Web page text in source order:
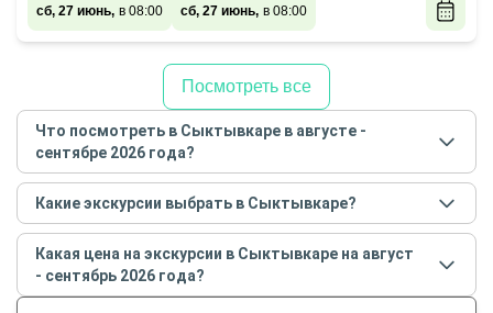
сб, 27 июнь, в 08:00 сб, 27 июнь, в 08:00
Посмотреть все
Что посмотреть в Сыктывкаре в августе -
сентябре 2026 года?
Самые популярные местав Сыктывкарев августе
- сентябре 2026 года:
Обзорные
Со скидкой
Индивидуальные
Какие экскурсии выбрать в Сыктывкаре?
Самые популярные экскурсиив Сыктывкарев
августе - сентябре 2026года:
Орнамент города: образы коми культуры в
Какая цена на экскурсии в Сыктывкаре на август
- сентябрь 2026 года?